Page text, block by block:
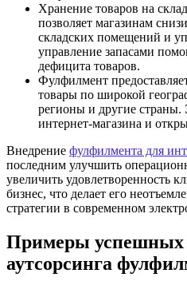
Хранение товаров на
позволяет магазинам
складских помещений и
управление запасами
дефицита товаров.
Фулфилмент
товары по широкой
регионы и другие страны.
интернет-магазина и
Внедрение фулфилмента для
последним улучшить
увеличить удовлетворенность
бизнес, что делает его
стратегии в современном
Примеры успешных
аутсорсинга